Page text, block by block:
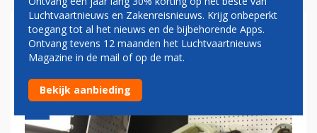
’MOEDERBEDRIJF FOKKER
WIL BELEGGERS PAAIEN’
Luchtvaartnieuws en Zakenreisnieuws. Krijg onbeperkt
toegang tot al het nieuws en de bijbehorende Apps.
Ontvang tevens 12 maanden het Luchtvaartnieuws
Magazine in de mail of op de mat.
Bekijk aanbieding